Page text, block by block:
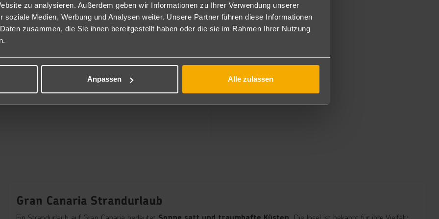
zu analysieren. Außerdem geben wir Informationen zu Ihrer Verwendung unserer
soziale Medien, Werbung und Analysen weiter. Unsere Partner führen diese Informationen
zusammen, die Sie ihnen bereitgestellt haben oder die sie im Rahmen Ihrer Nutzung
Anpassen Alle zulassen
alle, die sich
del Inglés, Maspalomas oder Puerto Rico sind bekannt
Ob Familien, Paare oder Gruppen
– wer sich im Urlaub
Gran Canaria Strandurlaub